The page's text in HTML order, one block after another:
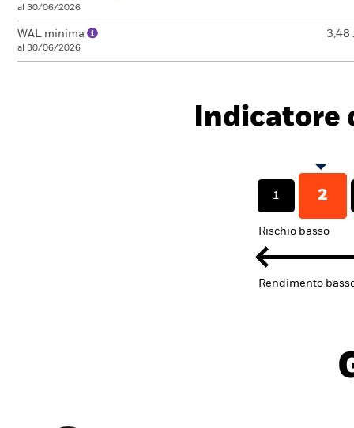
al 30/06/2026
WAL minima
al 30/06/2026
3,48
Indicatore
1 2
Rischio basso
Rendimento